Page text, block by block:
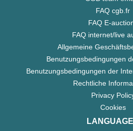
FAQ cgb.fr
FAQ E-
FAQ internet/live
Allgemeine
Benutzungsbedingungen
Benutzungsbedingungen der
Rechtliche
Privacy
Cookies